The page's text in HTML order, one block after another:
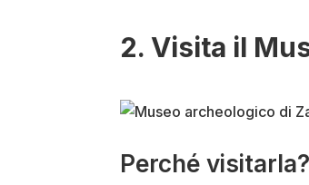
2. Visita il
Perché visitarla?